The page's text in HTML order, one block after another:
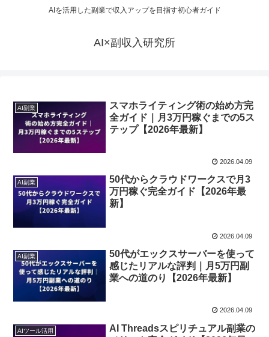
AIを活用した副業で収入アップを目指す初心者ガイド
AI×副収入研究所
AI副業
スマホライティング術の始め方完
全ガイド｜月3万円稼ぐまでの5ス
テップ【2026年最新】
2026.04.09
AI副業
50代からクラウドワークスで月3
万円稼ぐ完全ガイド【2026年最
新】
2026.04.09
AI副業
50代がエックスサーバーを使って
感じたリアルな評判｜月5万円副
業への道のり【2026年最新】
2026.04.09
AIツール活用
AI Threadsスピリチュアル副業の